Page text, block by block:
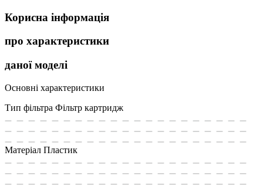
Корисна інформація
про характеристики
даної моделі
Основні характеристики
Тип фільтра Фільтр картридж
Матеріал Пластик